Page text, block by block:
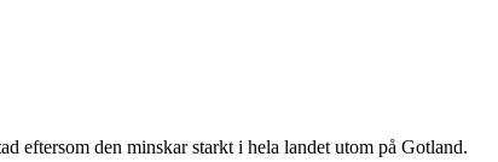
eftersom den minskar starkt i hela landet utom på Gotland.